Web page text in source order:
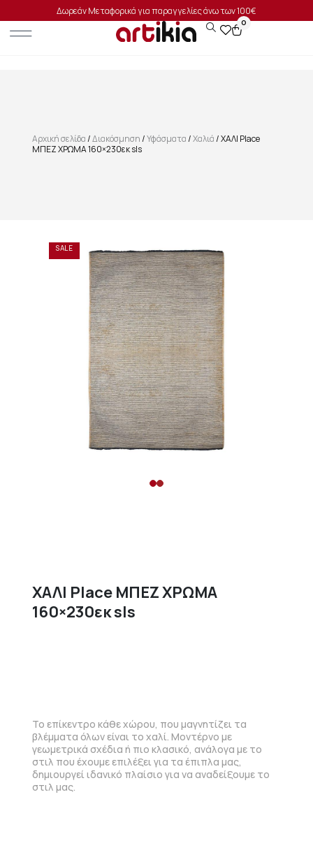
Δωρεάν Μεταφορικά για παραγγελίες άνω των 100€
0
Αρχική σελίδα/Διακόσμηση/Υφάσματα/Χαλιά/ ΧΑΛΙ Place
ΜΠΕΖ ΧΡΩΜΑ 160×230εκ sls
SALE
ΧΑΛΙ Place ΜΠΕΖ ΧΡΩΜΑ
160×230εκ sls
Το επίκεντρο κάθε χώρου, που μαγνητίζει τα
βλέμματα όλων είναι το χαλί. Μοντέρνο με
γεωμετρικά σχέδια ή πιο κλασικό, ανάλογα με το
στιλ που έχουμε επιλέξει για τα έπιπλα μας,
δημιουργεί ιδανικό πλαίσιο για να αναδείξουμε το
στιλ μας.